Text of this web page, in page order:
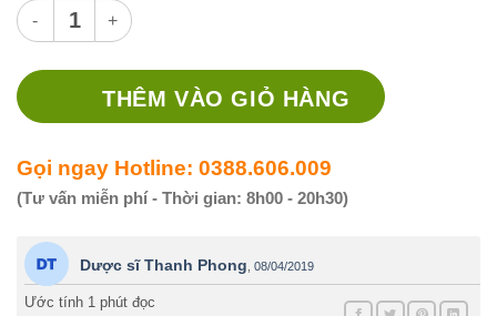
Thuốc Calcium corbier viên sủi - hỗ trợ điều trị suy nhược
THÊM VÀO GIỎ HÀNG
Gọi ngay Hotline: 0388.606.009
(Tư vấn miễn phí - Thời gian: 8h00 - 20h30)
Dược sĩ Thanh Phong 08/04/2019
Ước tính 1 phút đọc